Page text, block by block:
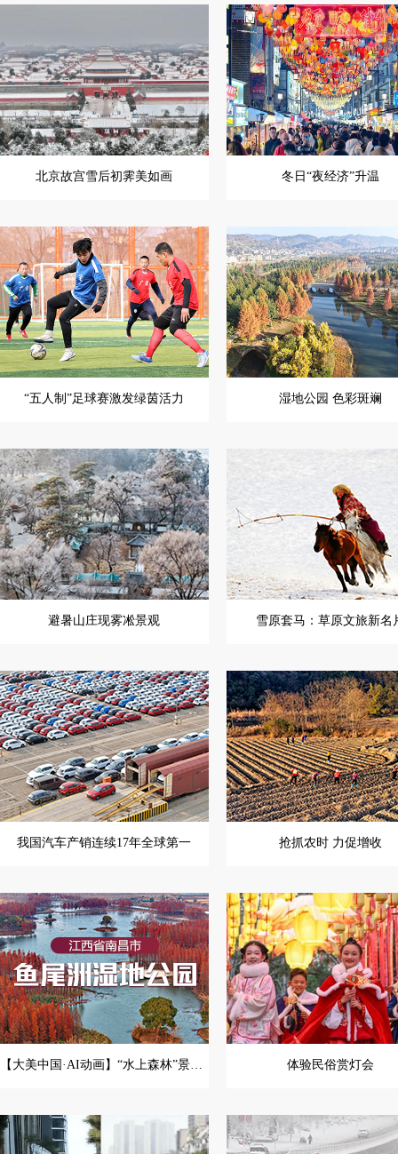
北京故宫雪后初霁美如画 冬日“夜经济”升温
“五人制”足球赛激发绿茵活力 湿地公园 色彩斑斓
避暑山庄现雾凇景观 雪原套马：草原文旅新名
我国汽车产销连续17年全球第一 抢抓农时 力促增收
【大美中国·AI动画】“水上森林”景独好 体验民俗赏灯会